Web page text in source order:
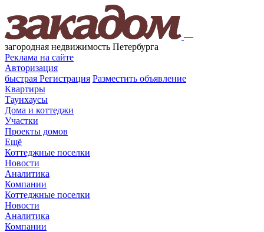
—
загородная недвижимость Петербурга
Реклама на сайте
Авторизация
быстрая Регистрация Разместить объявление
Квартиры
Таунхаусы
Дома и коттеджи
Участки
Проекты домов
Ещё
Коттеджные поселки
Новости
Аналитика
Компании
Коттеджные поселки
Новости
Аналитика
Компании